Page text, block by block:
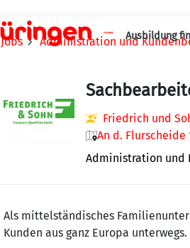
Ausbildung
Jobs Administration und
Friedrich und
An d. Flurscheide
Administration und
Als mittelständisches
Kunden aus ganz Europa unterwegs.